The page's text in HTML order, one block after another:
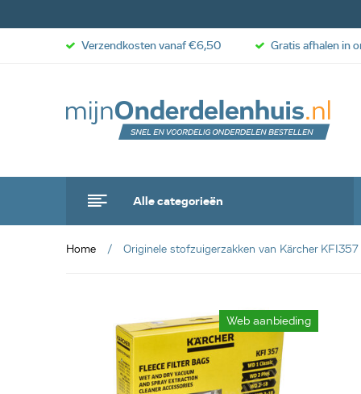
Alle categorieën
Verzendkosten vanaf €6,50 Gratis afhalen in
Home Originele stofzuigerzakken van Kärcher
Web aanbieding